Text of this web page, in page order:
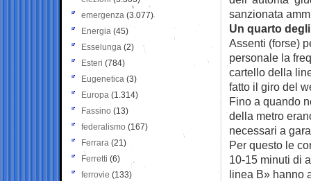
sanzionata
Un quarto
Assenti (forse)
personale la
cartello della
fatto il giro del
Fino a quando
della metro
necessari a
Per questo le
10-15 minuti di
linea B» hanno
emergenza (3.077)
Energia (45)
Esselunga (2)
Esteri (784)
Eugenetica (3)
Europa (1.314)
Fassino (13)
federalismo (167)
Ferrara (21)
Ferretti (6)
ferrovie (133)